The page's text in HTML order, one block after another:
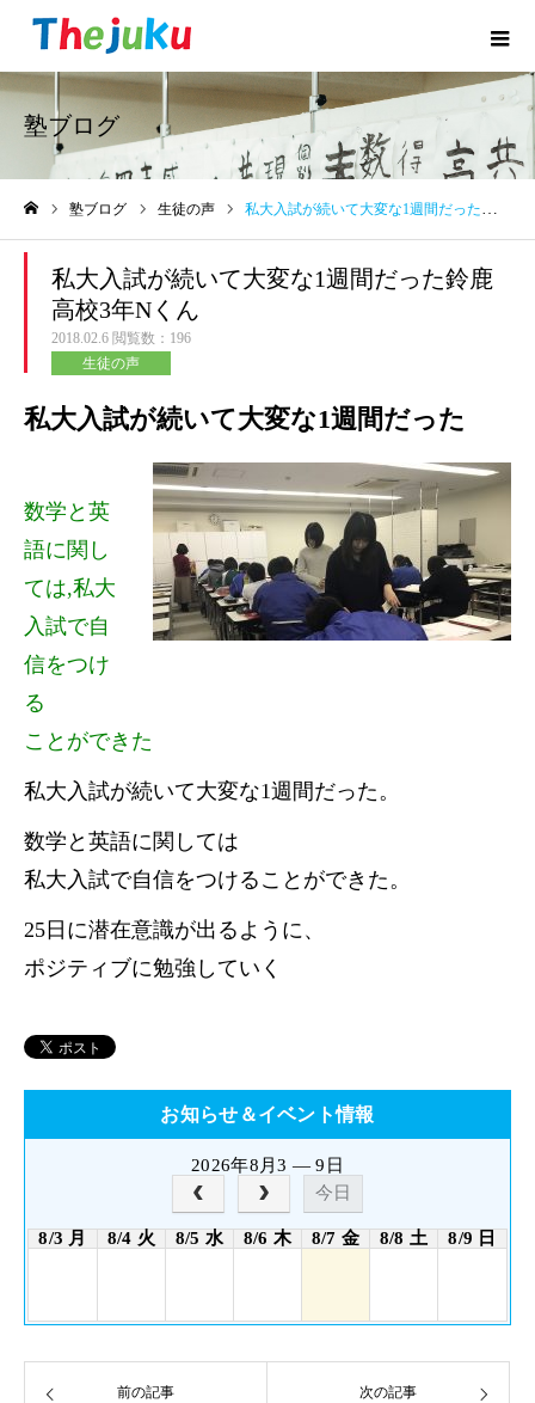
塾ブログ
塾ブログ 生徒の声 私大入試が続いて大変な1週間だった鈴鹿高校3年Nくん
私大入試が続いて大変な1週間だった鈴鹿
高校3年Nくん
2018.02.6 閲覧数：196
生徒の声
私大入試が続いて大変な1週間だった
数学と英
語に関し
ては,私大
入試で自
信をつけ
る
ことができた
私大入試が続いて大変な1週間だった。
数学と英語に関しては
私大入試で自信をつけることができた。
25日に潜在意識が出るように、
ポジティブに勉強していく
お知らせ＆イベント情報
2026年8月3 — 9日
今日
8/3 月 8/4 火 8/5 水 8/6 木 8/7 金 8/8 土 8/9 日
前の記事 次の記事